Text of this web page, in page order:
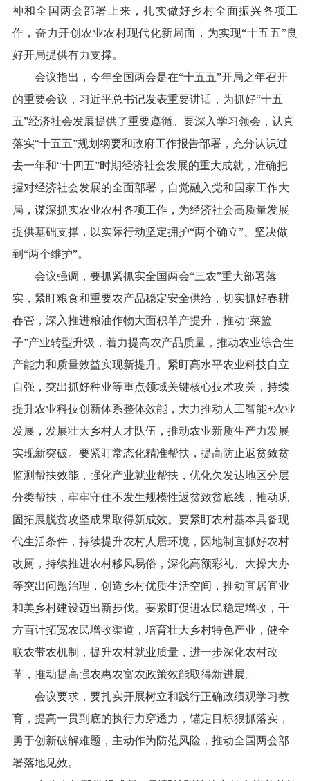
神和全国两会部署上来，扎实做好乡村全面振兴各项工
作，奋力开创农业农村现代化新局面，为实现“十五五”良
好开局提供有力支撑。
会议指出，今年全国两会是在“十五五”开局之年召开
的重要会议，习近平总书记发表重要讲话，为抓好“十五
五”经济社会发展提供了重要遵循。要深入学习领会，认真
落实“十五五”规划纲要和政府工作报告部署，充分认识过
去一年和“十四五”时期经济社会发展的重大成就，准确把
握对经济社会发展的全面部署，自觉融入党和国家工作大
局，谋深抓实农业农村各项工作，为经济社会高质量发展
提供基础支撑，以实际行动坚定拥护“两个确立”、坚决做
到“两个维护”。
会议强调，要抓紧抓实全国两会“三农”重大部署落
实，紧盯粮食和重要农产品稳定安全供给，切实抓好春耕
春管，深入推进粮油作物大面积单产提升，推动“菜篮
子”产业转型升级，着力提高农产品质量，推动农业综合生
产能力和质量效益实现新提升。紧盯高水平农业科技自立
自强，突出抓好种业等重点领域关键核心技术攻关，持续
提升农业科技创新体系整体效能，大力推动人工智能+农业
发展，发展壮大乡村人才队伍，推动农业新质生产力发展
实现新突破。要紧盯常态化精准帮扶，提高防止返贫致贫
监测帮扶效能，强化产业就业帮扶，优化欠发达地区分层
分类帮扶，牢牢守住不发生规模性返贫致贫底线，推动巩
固拓展脱贫攻坚成果取得新成效。要紧盯农村基本具备现
代生活条件，持续提升农村人居环境，因地制宜抓好农村
改厕，持续推进农村移风易俗，深化高额彩礼、大操大办
等突出问题治理，创造乡村优质生活空间，推动宜居宜业
和美乡村建设迈出新步伐。要紧盯促进农民稳定增收，千
方百计拓宽农民增收渠道，培育壮大乡村特色产业，健全
联农带农机制，提升农村就业质量，进一步深化农村改
革，推动提高强农惠农富农政策效能取得新进展。
会议要求，要扎实开展树立和践行正确政绩观学习教
育，提高一贯到底的执行力穿透力，锚定目标狠抓落实，
勇于创新破解难题，主动作为防范风险，推动全国两会部
署落地见效。